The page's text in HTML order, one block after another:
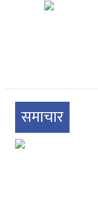
समाचार